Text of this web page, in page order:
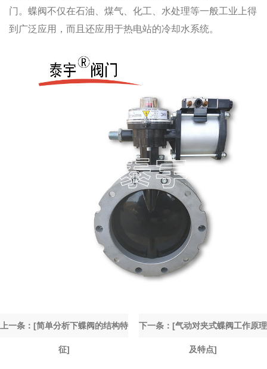
门。蝶阀不仅在石油、煤气、化工、水处理等一般工业上得
到广泛应用，而且还应用于热电站的冷却水系统。
下一条：[气动对夹式蝶阀工作原理
及特点]
上一条：[简单分析下蝶阀的结构特
征]